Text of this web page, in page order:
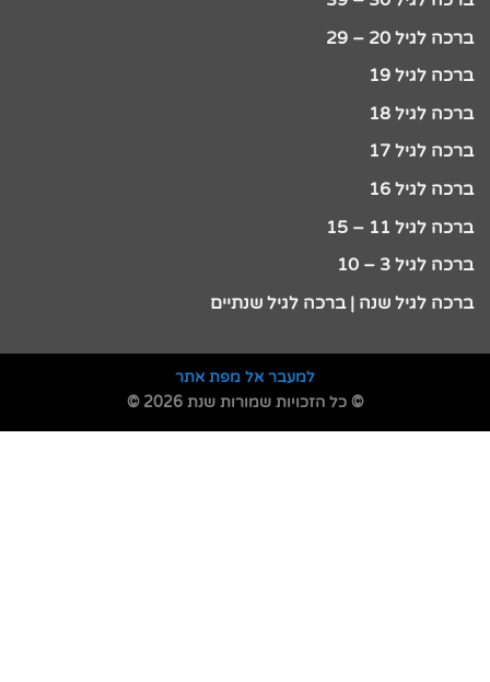
ברכה לגיל 20 – 29
ברכה לגיל 19
ברכה לגיל 18
ברכה לגיל 17
ברכה לגיל 16
ברכה לגיל 11 – 15
ברכה לגיל 3 – 10
ברכה לגיל שנה | ברכה לגיל שנתיים
למעבר אל מפת אתר
© כל הזכויות שמורות שנת 2026 ©